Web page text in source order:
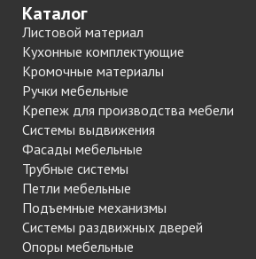
Каталог
Листовой материал
Кухонные комплектующие
Кромочные материалы
Ручки мебельные
Крепеж для производства мебели
Системы выдвижения
Фасады мебельные
Трубные системы
Петли мебельные
Подъемные механизмы
Системы раздвижных дверей
Опоры мебельные